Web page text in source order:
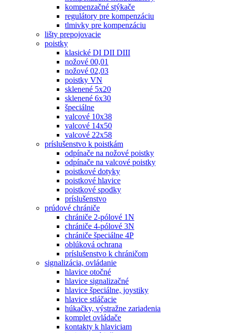
kompenzačné stýkače
regulátory pre kompenzáciu
tlmivky pre kompenzáciu
lišty prepojovacie
poistky
klasické DI DII DIII
nožové 00,01
nožové 02,03
poistky VN
sklenené 5x20
sklenené 6x30
špeciálne
valcové 10x38
valcové 14x50
valcové 22x58
príslušenstvo k poistkám
odpínače na nožové poistky
odpínače na valcové poistky
poistkové dotyky
poistkové hlavice
poistkové spodky
príslušenstvo
prúdové chrániče
chrániče 2-pólové 1N
chrániče 4-pólové 3N
chrániče špeciálne 4P
oblúková ochrana
príslušenstvo k chráničom
signalizácia, ovládanie
hlavice otočné
hlavice signalizačné
hlavice špeciálne, joystiky
hlavice stláčacie
húkačky, výstražne zariadenia
komplet ovládače
kontakty k hlaviciam